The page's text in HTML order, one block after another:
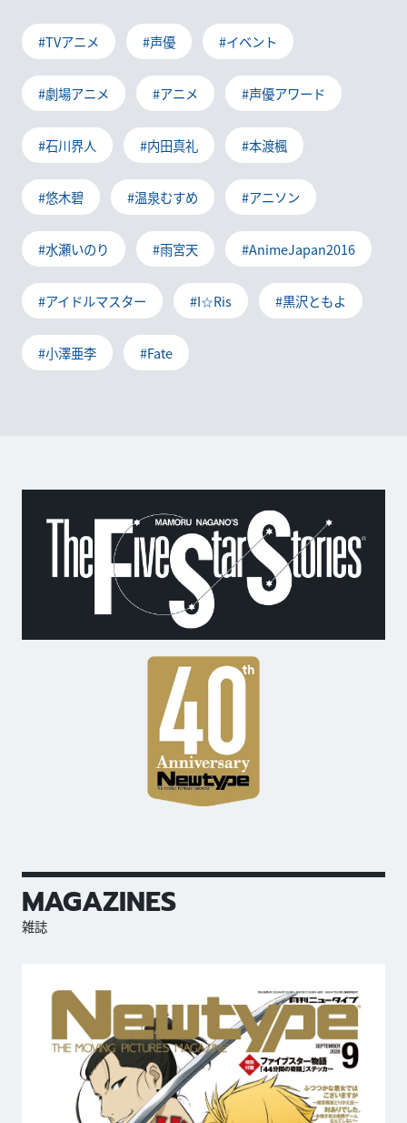
#TVアニメ #声優 #イベント
#劇場アニメ #アニメ #声優アワード
#石川界人 #内田真礼 #本渡楓
#悠木碧 #温泉むすめ #アニソン
#水瀬いのり #雨宮天 #AnimeJapan2016
#アイドルマスター #I☆Ris #黒沢ともよ
#小澤亜李 #Fate
MAGAZINES
雑誌